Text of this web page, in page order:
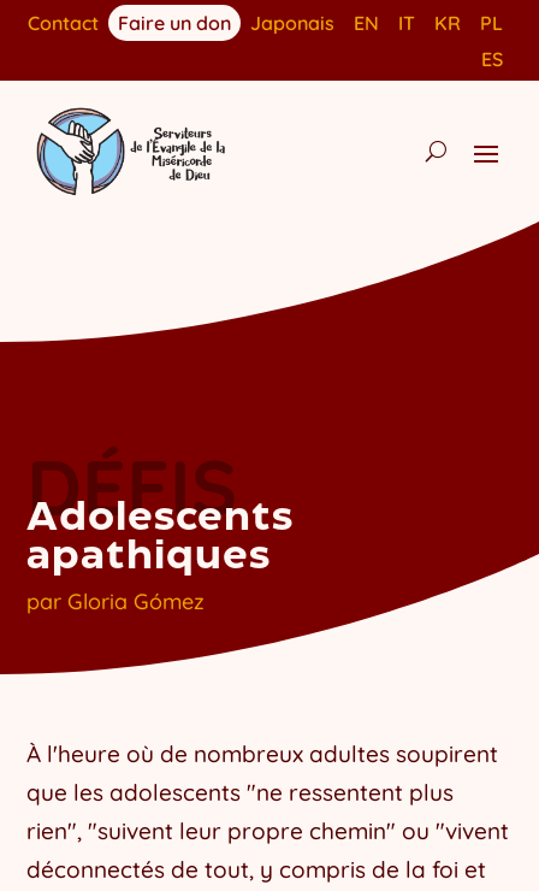
Contact Faire un don Japonais EN IT KR
PL
ES
DÉFIS
Adolescents
apathiques
parGloria Gómez
À l'heure où de nombreux adultes soupirent
que les adolescents "ne ressentent plus
rien", "suivent leur propre chemin" ou "vivent
déconnectés de tout, y compris de la foi et